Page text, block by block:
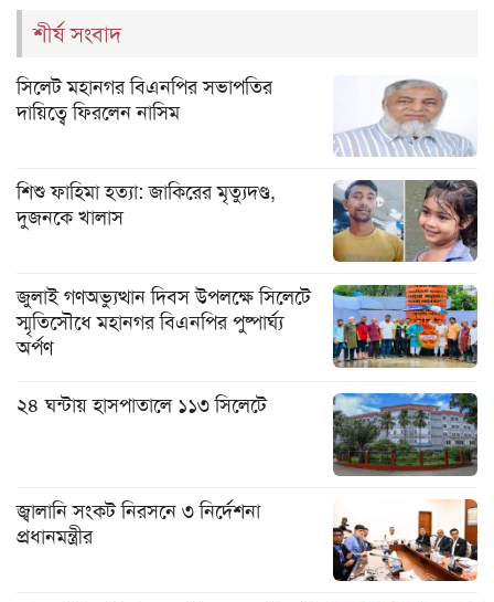
শীর্ষ সংবাদ
সিলেট মহানগর বিএনপির সভাপতির
দায়িত্বে ফিরলেন নাসিম
শিশু ফাহিমা হত্যা: জাকিরের মৃত্যুদণ্ড,
দুজনকে খালাস
জুলাই গণঅভ্যুত্থান দিবস উপলক্ষে সিলেটে
স্মৃতিসৌধে মহানগর বিএনপির পুষ্পার্ঘ্য
অর্পণ
২৪ ঘন্টায় হাসপাতালে ১১৩ সিলেটে
জ্বালানি সংকট নিরসনে ৩ নির্দেশনা
প্রধানমন্ত্রীর